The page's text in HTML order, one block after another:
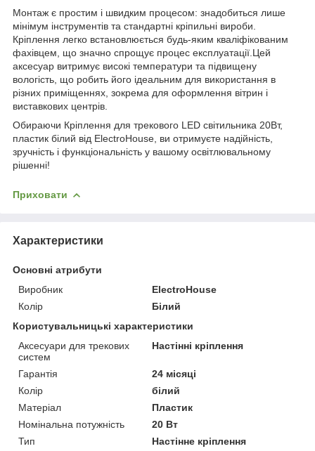
Монтаж є простим і швидким процесом: знадобиться лише
мінімум інструментів та стандартні кріпильні вироби.
Кріплення легко встановлюється будь-яким кваліфікованим
фахівцем, що значно спрощує процес експлуатації.Цей
аксесуар витримує високі температури та підвищену
вологість, що робить його ідеальним для використання в
різних приміщеннях, зокрема для оформлення вітрин і
виставкових центрів.
Обираючи Кріплення для трекового LED світильника 20Вт,
пластик білий від ElectroHouse, ви отримуєте надійність,
зручність і функціональність у вашому освітлювальному
рішенні!
Приховати
Характеристики
Основні атрибути
Виробник
ElectroHouse
Колір
Білий
Користувальницькі характеристики
Аксесуари для трекових
систем
Настінні кріплення
Гарантія
24 місяці
Колiр
білий
Матеріал
Пластик
Номінальна потужність
20 Вт
Тип
Настінне кріплення